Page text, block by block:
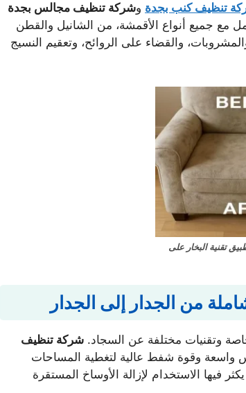
تنظيف كنب بجدة وشركة تنظيف مجالس بجدة
مع جميع أنواع الأقمشة، من الشانيل والقطن
والقضاء على الروائح، وتعقيم النسيج
تقنية البخار على
من الجدار إلى الجدار
وتقنيات مختلفة عن السجاد. شركة تنظيف
واسعة وقوة شفط عالية لتغطية المساحات
فيها الاستخدام لإزالة الأوساخ المستقرة